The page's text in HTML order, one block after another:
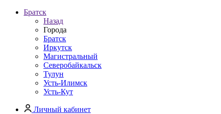
Братск
Назад
Города
Братск
Иркутск
Магистральный
Северобайкальск
Тулун
Усть-Илимск
Усть-Кут
Личный кабинет